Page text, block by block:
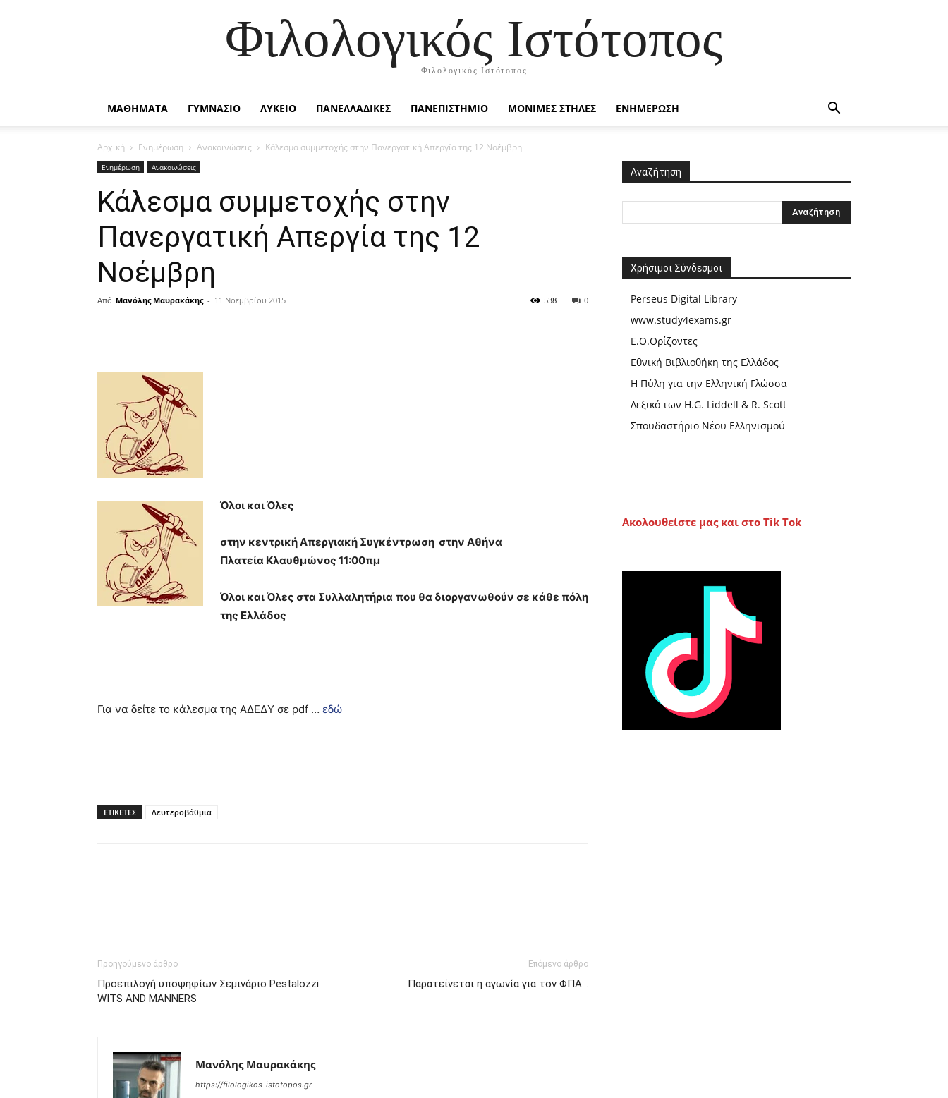
Φιλολογικός Ιστότοπος
Φιλολογικός Ιστότοπος
ΜΑΘΗΜΑΤΑ ΓΥΜΝΑΣΙΟ ΛΥΚΕΙΟ ΠΑΝΕΛΛΑΔΙΚΕΣ ΠΑΝΕΠΙΣΤΗΜΙΟ ΜΟΝΙΜΕΣ ΣΤΗΛΕΣ ΕΝΗΜΕΡΩΣΗ
Αρχική Ενημέρωση Ανακοινώσεις Κάλεσμα συμμετοχής στην Πανεργατική Απεργία της 12 Νοέμβρη
Ενημέρωση Ανακοινώσεις
Κάλεσμα συμμετοχής στην
Πανεργατική Απεργία της 12
Νοέμβρη
Από Μανόλης Μαυρακάκης - 11 Νοεμβρίου 2015 0
538
Όλοι και Όλες
στην κεντρική Απεργιακή Συγκέντρωση στην Αθήνα
Πλατεία Κλαυθμώνος 11:00πμ
Όλοι και Όλες στα Συλλαλητήρια που θα διοργανωθούν σε κάθε πόλη
της Ελλάδος
Για να δείτε το κάλεσμα της ΑΔΕΔΥ σε pdf … εδώ
ΕΤΙΚΕΤΕΣ Δευτεροβάθμια
Προηγούμενο άρθρο
Προεπιλογή υποψηφίων Σεμινάριο Pestalozzi
WITS AND MANNERS
Επόμενο άρθρο
Παρατείνεται η αγωνία για τον ΦΠΑ…
Μανόλης Μαυρακάκης
https://filologikos-istotopos.gr
Αναζήτηση
Χρήσιμοι Σύνδεσμοι
Perseus Digital Library
www.study4exams.gr
Ε.Ο.Ορίζοντες
Εθνική Βιβλιοθήκη της Ελλάδος
Η Πύλη για την Ελληνική Γλώσσα
Λεξικό των H.G. Liddell & R. Scott
Σπουδαστήριο Νέου Ελληνισμού
Ακολουθείστε μας και στο Tik Tok